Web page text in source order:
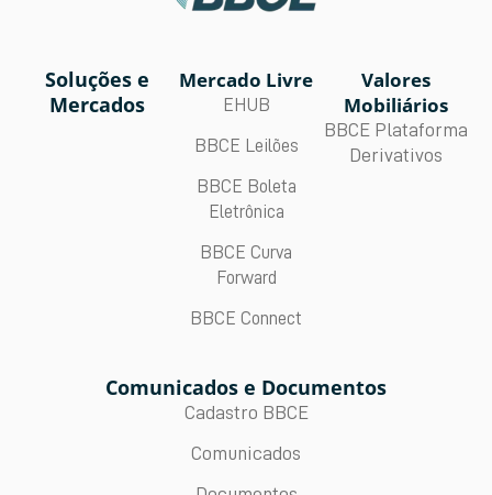
Soluções e
Mercados
Mercado Livre
EHUB
BBCE Leilões
BBCE Boleta
Eletrônica
BBCE Curva
Forward
BBCE Connect
Valores
Mobiliários
BBCE Plataforma
Derivativos
Comunicados e Documentos
Cadastro BBCE
Comunicados